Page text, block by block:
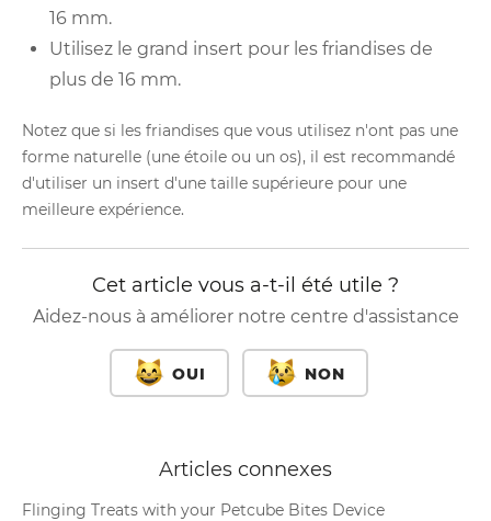
16 mm.
Utilisez le grand insert pour les friandises de
plus de 16 mm.
Notez que si les friandises que vous utilisez n'ont pas une
forme naturelle (une étoile ou un os), il est recommandé
d'utiliser un insert d'une taille supérieure pour une
meilleure expérience.
Cet article vous a-t-il été utile ?
Aidez-nous à améliorer notre centre d'assistance
OUI NON
Articles connexes
Flinging Treats with your Petcube Bites Device